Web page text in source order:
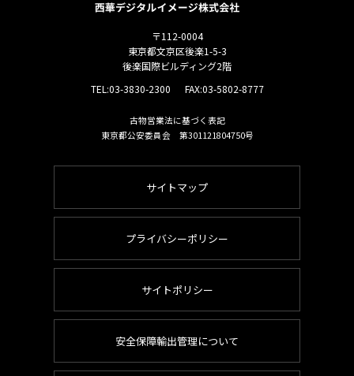
〒112-0004
東京都文京区後楽1-5-3
後楽国際ビルディング2階
TEL:03-3830-2300 FAX:03-5802-8777
古物営業法に基づく表記
東京都公安委員会 第301121804750号
サイトマップ
プライバシーポリシー
サイトポリシー
安全保障輸出管理について